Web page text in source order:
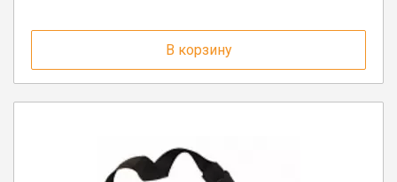
г. Вологда, ул. Саммера, д. 23
В корзину